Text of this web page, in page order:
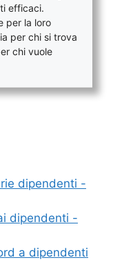
efficaci.
per la loro
per chi si trova
chi vuole
dipendenti -
dipendenti -
a dipendenti